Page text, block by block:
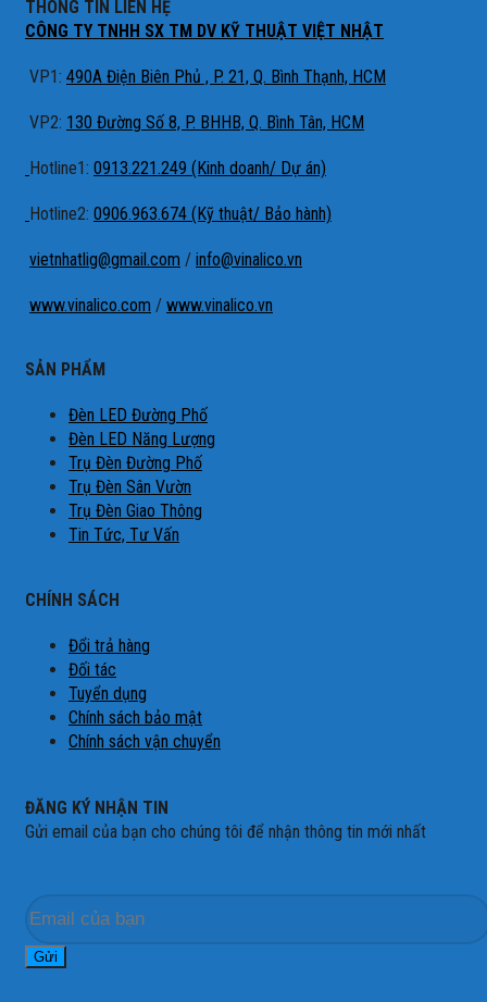
THÔNG TIN LIÊN HỆ
CÔNG TY TNHH SX TM DV KỸ THUẬT VIỆT NHẬT
VP1: 490A Điện Biên Phủ , P. 21, Q. Bình Thạnh, HCM
VP2: 130 Đường Số 8, P. BHHB, Q. Bình Tân, HCM
Hotline1: 0913.221.249 (Kinh doanh/ Dự án)
Hotline2: 0906.963.674 (Kỹ thuật/ Bảo hành)
vietnhatlig@gmail.com / info@vinalico.vn
www.vinalico.com / www.vinalico.vn
SẢN PHẨM
Đèn LED Đường Phố
Đèn LED Năng Lượng
Trụ Đèn Đường Phố
Trụ Đèn Sân Vườn
Trụ Đèn Giao Thông
Tin Tức, Tư Vấn
CHÍNH SÁCH
Đổi trả hàng
Đối tác
Tuyển dụng
Chính sách bảo mật
Chính sách vận chuyển
ĐĂNG KÝ NHẬN TIN
Gửi email của bạn cho chúng tôi để nhận thông tin mới nhất